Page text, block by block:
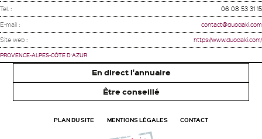
Tel. : 06 08 53 31 15
E-mail : contact@duodaki.com
Site web : https://www.duodaki.com/
PROVENCE-ALPES-CÔTE D'AZUR
En direct l'annuaire
Être conseillé
PLAN DU SITE MENTIONS LÉGALES CONTACT